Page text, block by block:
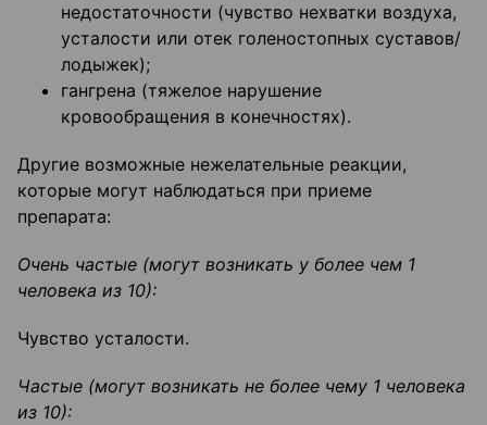
недостаточности (чувство нехватки воздуха,
усталости или отек голеностопных суставов/
лодыжек);
гангрена (тяжелое нарушение
кровообращения в конечностях).
Другие возможные нежелательные реакции,
которые могут наблюдаться при приеме
препарата:
Очень частые (могут возникать у более чем 1
человека из 10):
Чувство усталости.
Частые (могут возникать не более чему 1 человека
из 10):